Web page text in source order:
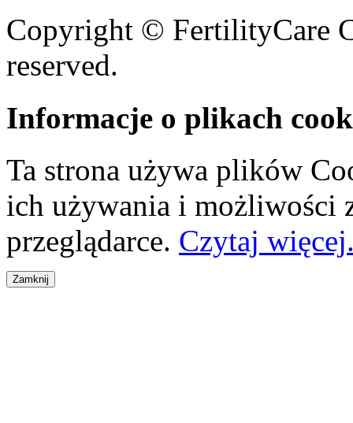
Copyright © FertilityCare
reserved.
Informacje o plikach
Ta strona używa plików
ich używania i możliwości
przeglądarce. Czytaj